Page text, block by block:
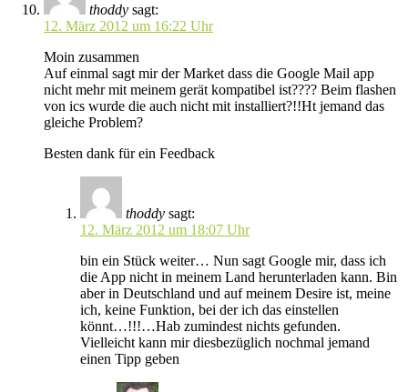
thoddy sagt:
12. März 2012 um 16:22 Uhr
Moin zusammen
Auf einmal sagt mir der Market dass die Google Mail app
nicht mehr mit meinem gerät kompatibel ist???? Beim flashen
von ics wurde die auch nicht mit installiert?!!Ht jemand das
gleiche Problem?
Besten dank für ein Feedback
thoddy sagt:
12. März 2012 um 18:07 Uhr
bin ein Stück weiter… Nun sagt Google mir, dass ich
die App nicht in meinem Land herunterladen kann. Bin
aber in Deutschland und auf meinem Desire ist, meine
ich, keine Funktion, bei der ich das einstellen
könnt…!!!…Hab zumindest nichts gefunden.
Vielleicht kann mir diesbezüglich nochmal jemand
einen Tipp geben